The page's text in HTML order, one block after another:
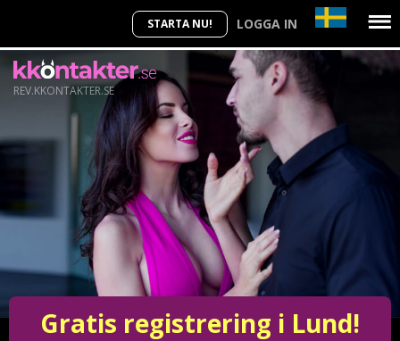
STARTA NU! LOGGA IN
REV.KKONTAKTER.SE
Gratis registrering i Lund!